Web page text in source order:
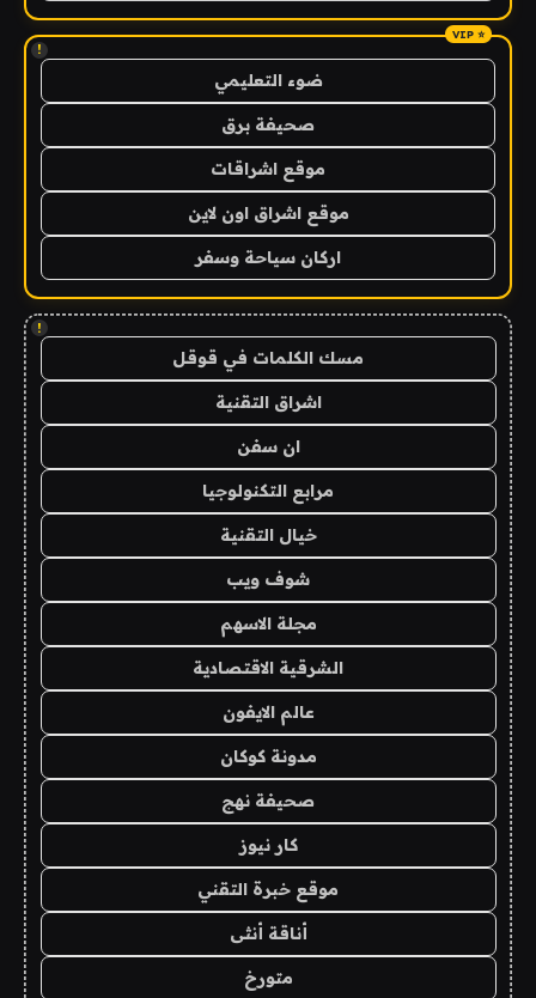
!
ضوء التعليمي
صحيفة برق
موقع اشراقات
موقع اشراق اون لاين
اركان سياحة وسفر
!
مسك الكلمات في قوقل
اشراق التقنية
ان سفن
مرابع التكنولوجيا
خيال التقنية
شوف ويب
مجلة الاسهم
الشرقية الاقتصادية
عالم الايفون
مدونة كوكان
صحيفة نهج
كار نيوز
موقع خبرة التقني
أناقة أنثى
متورخ